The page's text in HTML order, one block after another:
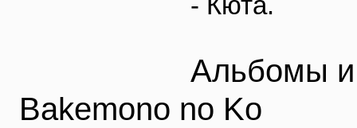
Альбомы и
Bakemono no Ko